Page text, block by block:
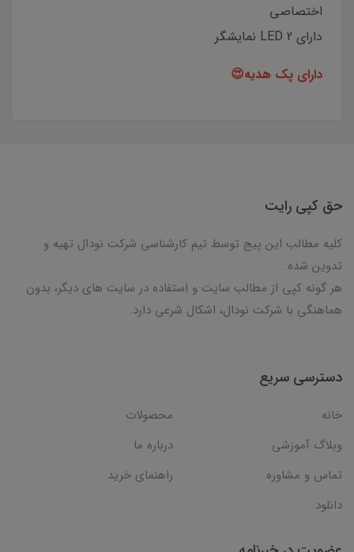
اختصاصی
دارای 2 LED نمایشگر
دارای پک هدیه😍
حق کپی رایت
کلیه مطالب این پیج توسط تیم کارشناسی شرکت نودال تهیه و
تدوین شده.
هر گونه کپی از مطالب سایت و استفاده در سایت های دیگر، بدون
هماهنگی با شرکت نودال، اشکال شرعی دارد.
دسترسی سریع
خانه
محصولات
وبلاگ آموزشی
درباره ما
تماس و مشاوره
راهنمای خرید
دانلود